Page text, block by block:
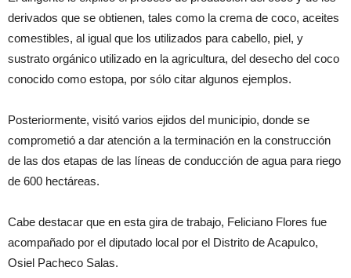
derivados que se obtienen, tales como la crema de coco, aceites
comestibles, al igual que los utilizados para cabello, piel, y
sustrato orgánico utilizado en la agricultura, del desecho del coco
conocido como estopa, por sólo citar algunos ejemplos.
Posteriormente, visitó varios ejidos del municipio, donde se
comprometió a dar atención a la terminación en la construcción
de las dos etapas de las líneas de conducción de agua para riego
de 600 hectáreas.
Cabe destacar que en esta gira de trabajo, Feliciano Flores fue
acompañado por el diputado local por el Distrito de Acapulco,
Osiel Pacheco Salas.